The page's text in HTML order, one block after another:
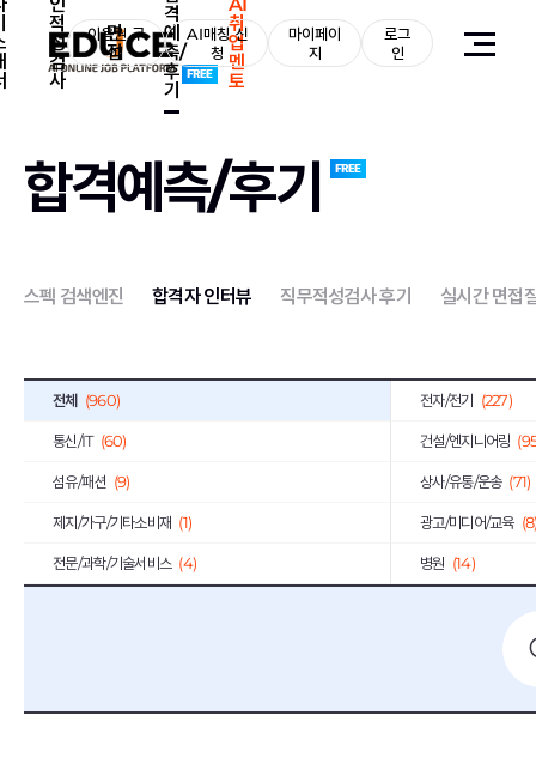
적
성
검
사
면
접
격
예
측/
후
기
취
업
멘
토
이용권 구
매
AI매칭 신
청
마이페이
지
로그
인
합격예측/후기
스펙 검색엔진 합격자 인터뷰 직무적성검사 후기 실시간 면접
전체 (960) 전자/전기 (227)
통신/IT (60) 건설/엔지니어링
섬유/패션 (9) 상사/유통/운송 (71)
제지/가구/기타소비재 (1) 광고/미디어/교육
전문/과학/기술서비스 (4) 병원 (14)